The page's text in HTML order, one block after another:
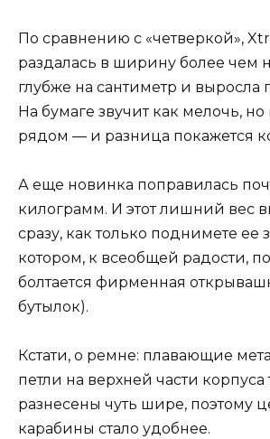
По сравнению с «четверкой»,
раздалась в ширину более чем
глубже на сантиметр и выросла
На бумаге звучит как мелочь, но
рядом — и разница покажется
А еще новинка поправилась
килограмм. И этот лишний вес
сразу, как только поднимете ее
котором, к всеобщей радости,
болтается фирменная
бутылок).
Кстати, о ремне: плавающие
петли на верхней части корпуса
разнесены чуть шире, поэтому
карабины стало удобнее.